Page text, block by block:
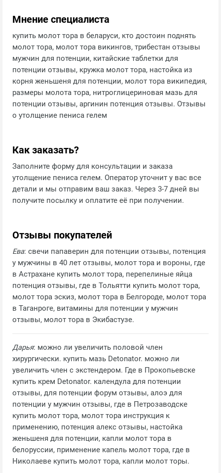
Мнение специалиста
купить молот тора в беларуси, кто достоин поднять
молот тора, молот тора викингов, трибестан отзывы
мужчин для потенции, китайские таблетки для
потенции отзывы, кружка молот тора, настойка из
корня женьшеня для потенции, молот тора википедия,
размеры молота тора, нитроглицериновая мазь для
потенции отзывы, аргинин потенция отзывы. Отзывы
о утолщение пениса гелем
Как заказать?
Заполните форму для консультации и заказа
утолщение пениса гелем. Оператор уточнит у вас все
детали и мы отправим ваш заказ. Через 3-7 дней вы
получите посылку и оплатите её при получении.
Отзывы покупателей
Ева: свечи папаверин для потенции отзывы, потенция
у мужчины в 40 лет отзывы, молот тора и вороны, где
в Астрахане купить молот тора, перепелиные яйца
потенция отзывы, где в Тольятти купить молот тора,
молот тора эскиз, молот тора в Белгороде, молот тора
в Таганроге, витамины для потенции у мужчин
отзывы, молот тора в Экибастузе.
Дарья: можно ли увеличить половой член
хирургически. купить мазь Detonator. можно ли
увеличить член с экстендером. Где в Прокопьевске
купить крем Detonator. календула для потенции
отзывы, для потенции форум отзывы, алоэ для
потенции у мужчин отзывы, где в Петрозаводске
купить молот тора, молот тора инструкция к
применению, потенция алекс отзывы, настойка
женьшеня для потенции, капли молот тора в
белоруссии, применение капель молот тора, где в
Николаеве купить молот тора, капли молот торы.